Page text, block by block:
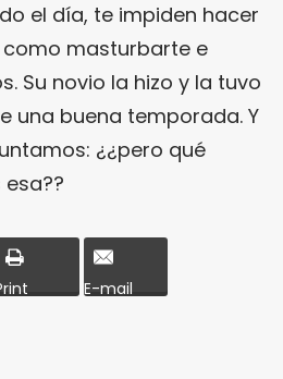
el día, te impiden hacer
masturbarte e
Su novio la hizo y la tuvo
una buena temporada. Y
¿¿pero qué
E-mail